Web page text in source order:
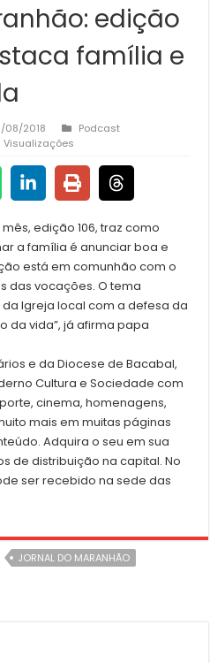
edição
família e
08/2018
Podcast
Visualizações
edição 106, traz como
a família é anunciar boa e
está em comunhão com o
das vocações. O tema
Igreja local com a defesa da
da vida”, já afirma papa
e da Diocese de Bacabal,
Cultura e Sociedade com
cinema, homenagens,
mais em muitas páginas
Adquira o seu em sua
de distribuição na capital. No
ser recebido na sede das
JORNAL DO MARANHÃO